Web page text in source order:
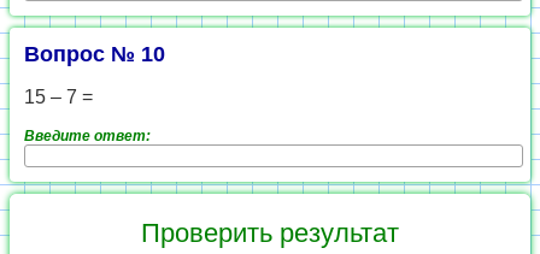
Вопрос № 10
15 – 7 =
Введите ответ: